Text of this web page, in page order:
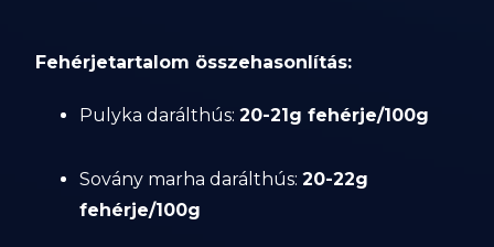
Fehérjetartalom összehasonlítás:
Pulyka darálthús:20-21g fehérje/100g
Sovány marha darálthús:20-22g
fehérje/100g